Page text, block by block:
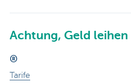
Achtung, Geld
®
Tarife